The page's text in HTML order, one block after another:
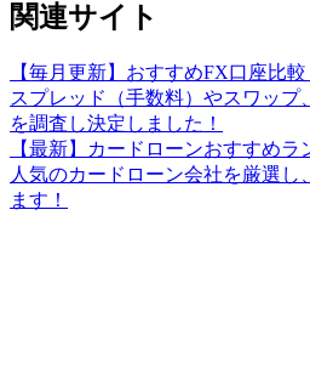
関連サイト
【毎月更新】おすすめFX口座比較
スプレッド（手数料）やスワップ
を調査し決定しました！
【最新】カードローンおすすめラ
人気のカードローン会社を厳選し
ます！